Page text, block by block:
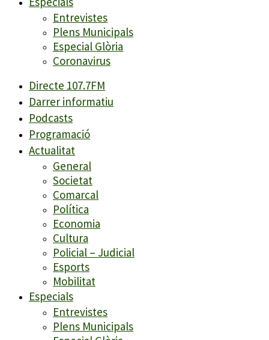
Entrevistes
Plens Municipals
Especial Glòria
Coronavirus
Directe 107.7FM
Darrer informatiu
Podcasts
Programació
Actualitat
General
Societat
Comarcal
Política
Economia
Cultura
Policial – Judicial
Esports
Mobilitat
Especials
Entrevistes
Plens Municipals